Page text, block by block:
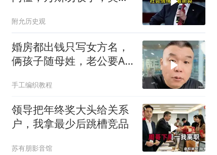
附允历史观
婚房都出钱只写女方名，
俩孩子随母姓，老公要AA
手工编织教程
领导把年终奖大头给关系
户，我拿最少后跳槽竞品
苏有朋影音馆